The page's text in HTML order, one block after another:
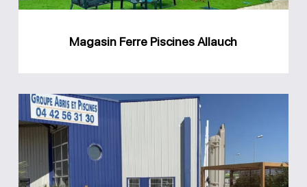
Magasin Ferre Piscines Allauch
Magasin
Groupe